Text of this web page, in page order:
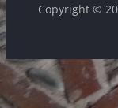
Copyright ©